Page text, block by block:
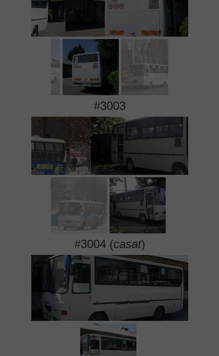
#3004 (casat)
#3003